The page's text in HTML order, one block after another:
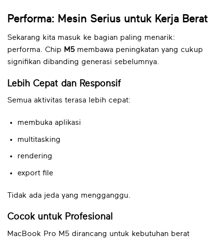
Performa: Mesin Serius untuk Kerja Berat
Sekarang kita masuk ke bagian paling menarik:
performa. Chip M5 membawa peningkatan yang cukup
signifikan dibanding generasi sebelumnya.
Lebih Cepat dan Responsif
Semua aktivitas terasa lebih cepat:
membuka aplikasi
multitasking
rendering
export file
Tidak ada jeda yang mengganggu.
Cocok untuk Profesional
MacBook Pro M5 dirancang untuk kebutuhan berat